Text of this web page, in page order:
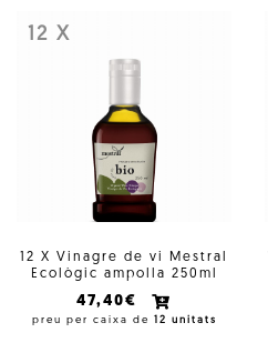
12 X
12 X Vinagre de vi Mestral
Ecològic ampolla 250ml
47,40€
preu per caixa de 12 unitats